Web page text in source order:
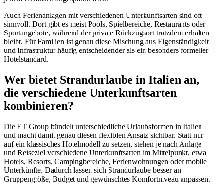
Auch Ferienanlagen mit verschiedenen Unterkunftsarten sind oft
sinnvoll. Dort gibt es meist Pools, Spielbereiche, Restaurants oder
Sportangebote, während der private Rückzugsort trotzdem erhalten
bleibt. Für Familien ist genau diese Mischung aus Eigenständigkeit
und Infrastruktur häufig entscheidender als ein besonders formeller
Hotelstandard.
Wer bietet Strandurlaube in Italien an,
die verschiedene Unterkunftsarten
kombinieren?
Die ET Group bündelt unterschiedliche Urlaubsformen in Italien
und macht damit genau diesen flexiblen Ansatz sichtbar. Statt nur
auf ein klassisches Hotelmodell zu setzen, stehen je nach Anlage
und Reiseziel verschiedene Unterkunftsarten im Mittelpunkt, etwa
Hotels, Resorts, Campingbereiche, Ferienwohnungen oder mobile
Unterkünfte. Dadurch lassen sich Strandurlaube besser an
Gruppengröße, Budget und gewünschtes Komfortniveau anpassen.